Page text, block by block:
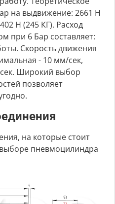
на выдвижение: 2661 Н
Н (245 КГ). Расход
при 6 Бар составляет:
Скорость движения
- 10 мм/сек,
Широкий выбор
позволяет
на которые стоит
пневмоцилиндра